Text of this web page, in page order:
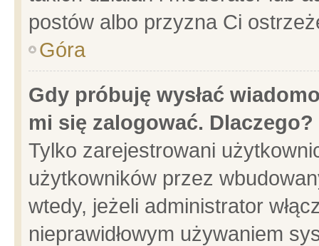
postów albo przyzna Ci
Góra
Gdy próbuję wysłać
mi się zalogować. Dlaczego?
Tylko zarejestrowani
użytkowników przez
wtedy, jeżeli administrator
nieprawidłowym używaniem